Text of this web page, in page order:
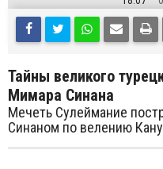
Тайны великого
Мимара Синана
Мечеть Сулеймание
Синаном по велению